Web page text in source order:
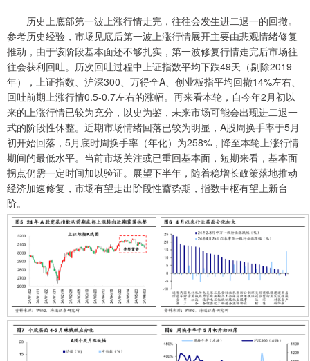
历史上底部第一波上涨行情走完，往往会发生进二退一的回撤。
参考历史经验，市场见底后第一波上涨行情展开主要由悲观情绪修复
推动，由于该阶段基本面还不够扎实，第一波修复行情走完后市场往
往会获利回吐。历次回吐过程中上证指数平均下跌49天（剔除2019
年），上证指数、沪深300、万得全A、创业板指平均回撤14%左右、
回吐前期上涨行情0.5-0.7左右的涨幅。再来看本轮，自今年2月初以
来的上涨行情已较为充分，以史为鉴，未来市场可能会出现进二退一
式的阶段性休整。近期市场情绪回落已较为明显，A股周换手率于5月
初开始回落，5月底时周换手率（年化）为258%，降至本轮上涨行情
期间的最低水平。当前市场关注或已重回基本面，短期来看，基本面
拐点仍需一定时间加以验证。展望下半年，随着稳增长政策落地推动
经济加速修复，市场有望走出阶段性蓄势期，指数中枢有望上新台
阶。